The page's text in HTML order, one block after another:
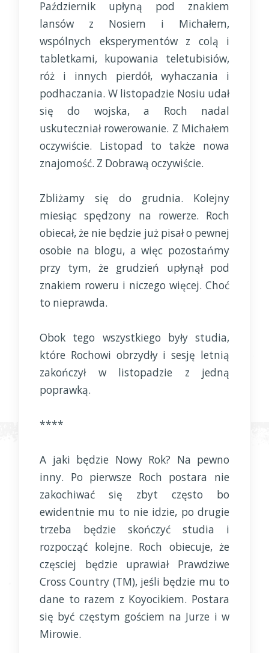
Październik upłyną pod znakiem
lansów z Nosiem i Michałem,
wspólnych eksperymentów z colą i
tabletkami, kupowania teletubisiów,
róż i innych pierdół, wyhaczania i
podhaczania. W listopadzie Nosiu udał
się do wojska, a Roch nadal
uskuteczniał rowerowanie. Z Michałem
oczywiście. Listopad to także nowa
znajomość. Z Dobrawą oczywiście.
Zbliżamy się do grudnia. Kolejny
miesiąc spędzony na rowerze. Roch
obiecał, że nie będzie już pisał o pewnej
osobie na blogu, a więc pozostańmy
przy tym, że grudzień upłynął pod
znakiem roweru i niczego więcej. Choć
to nieprawda.
Obok tego wszystkiego były studia,
które Rochowi obrzydły i sesję letnią
zakończył w listopadzie z jedną
poprawką.
****
A jaki będzie Nowy Rok? Na pewno
inny. Po pierwsze Roch postara nie
zakochiwać się zbyt często bo
ewidentnie mu to nie idzie, po drugie
trzeba będzie skończyć studia i
rozpocząć kolejne. Roch obiecuje, że
częsciej będzie uprawiał Prawdziwe
Cross Country (TM), jeśli będzie mu to
dane to razem z Koyocikiem. Postara
się być częstym gościem na Jurze i w
Mirowie.